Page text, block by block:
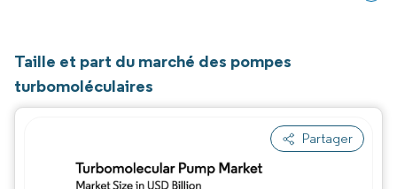
Taille et part du marché des pompes
turbomoléculaires
Partager